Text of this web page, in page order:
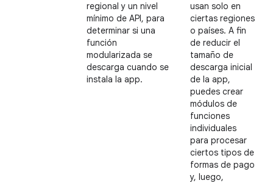
regional y un nivel
mínimo de API, para
determinar si una
función
modularizada se
descarga cuando se
instala la app.
usan solo en
ciertas regiones
o países. A fin
de reducir el
tamaño de
descarga inicial
de la app,
puedes crear
módulos de
funciones
individuales
para procesar
ciertos tipos de
formas de pago
y, luego,